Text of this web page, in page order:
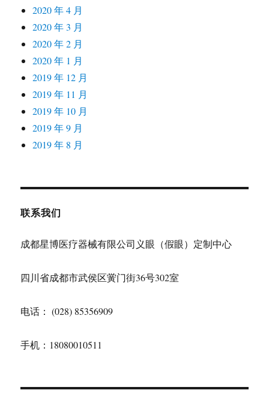
2020 年 4 月
2020 年 3 月
2020 年 2 月
2020 年 1 月
2019 年 12 月
2019 年 11 月
2019 年 10 月
2019 年 9 月
2019 年 8 月
联系我们
成都星博医疗器械有限公司义眼（假眼）定制中心
四川省成都市武侯区黉门街36号302室
电话： (028) 85356909
手机：18080010511